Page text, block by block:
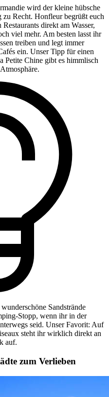
wird der kleine hübsche
Recht. Honfleur begrüßt euch
direkt am Wasser,
viel mehr. Am besten lasst ihr
treiben und legt immer
ein. Unser Tipp für einen
Petite Chine gibt es himmlisch
Sandstrände
Stopp, wenn ihr in der
seid. Unser Favorit: Auf
steht ihr wirklich direkt an
auf.
zum Verlieben